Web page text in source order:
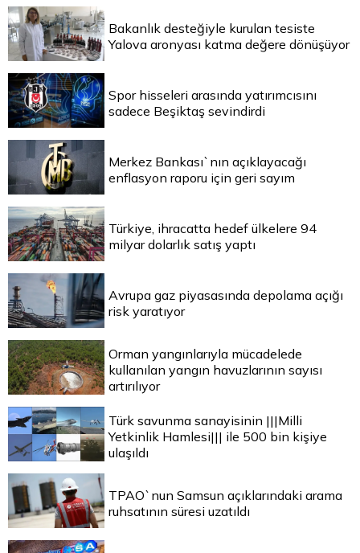
Bakanlık desteğiyle kurulan tesiste
Yalova aronyası katma değere dönüşüyor
Spor hisseleri arasında yatırımcısını
sadece Beşiktaş sevindirdi
Merkez Bankası`nın açıklayacağı
enflasyon raporu için geri sayım
Türkiye, ihracatta hedef ülkelere 94
milyar dolarlık satış yaptı
Avrupa gaz piyasasında depolama açığı
risk yaratıyor
Orman yangınlarıyla mücadelede
kullanılan yangın havuzlarının sayısı
artırılıyor
Türk savunma sanayisinin |||Milli
Yetkinlik Hamlesi||| ile 500 bin kişiye
ulaşıldı
TPAO`nun Samsun açıklarındaki arama
ruhsatının süresi uzatıldı